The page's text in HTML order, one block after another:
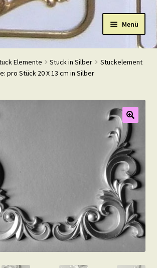
Menü
Elemente Stuck in Silber
Stuckelement
pro Stück 20 X 13 cm in Silber